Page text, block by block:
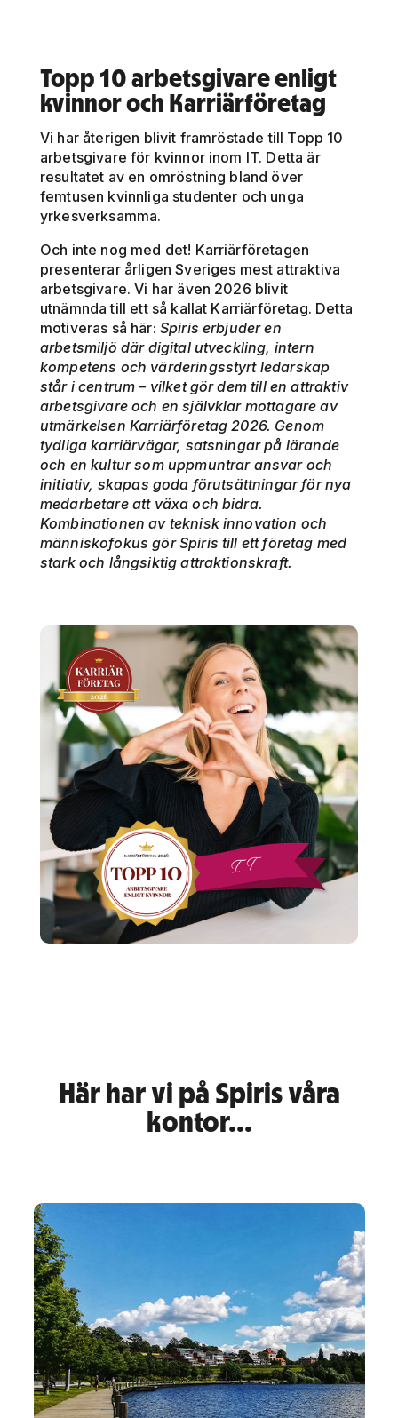
Topp 10 arbetsgivare enligt
kvinnor och Karriärföretag
Vi har återigen blivit framröstade till Topp 10
arbetsgivare för kvinnor inom IT. Detta är
resultatet av en omröstning bland över
femtusen kvinnliga studenter och unga
yrkesverksamma.
Och inte nog med det! Karriärföretagen
presenterar årligen Sveriges mest attraktiva
arbetsgivare. Vi har även 2026 blivit
utnämnda till ett så kallat Karriärföretag. Detta
motiveras så här: Spiris erbjuder en
arbetsmiljö där digital utveckling, intern
kompetens och värderingsstyrt ledarskap
står i centrum – vilket gör dem till en attraktiv
arbetsgivare och en självklar mottagare av
utmärkelsen Karriärföretag 2026. Genom
tydliga karriärvägar, satsningar på lärande
och en kultur som uppmuntrar ansvar och
initiativ, skapas goda förutsättningar för nya
medarbetare att växa och bidra.
Kombinationen av teknisk innovation och
människofokus gör Spiris till ett företag med
stark och långsiktig attraktionskraft.
Här har vi på Spiris våra
kontor...